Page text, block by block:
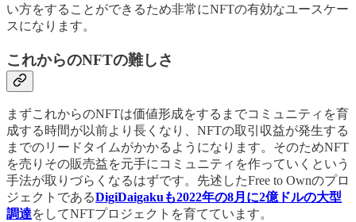
い方をすることができるため非常にNFTの有効なユースケー
スになります。
これからのNFTの難しさ
まずこれからのNFTは価値形成をするまでコミュニティを育
成する時間が以前より長くなり、NFTの取引収益が発生する
までのリードタイムがかかるようになります。そのためNFT
を売りその販売益を元手にコミュニティを作っていくという
手法が取りづらくなるはずです。先述したFree to Ownのプロ
ジェクトであるDigiDaigakuも2022年の8月に2億ドルの大型
調達をしてNFTプロジェクトを育てています。